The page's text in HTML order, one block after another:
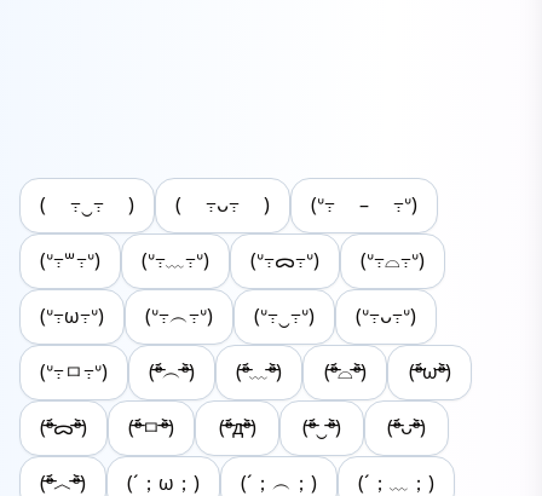
( ߹‿߹ ) ( ߹ᴗ߹ ) (ᐡ߹ – ߹ᐡ)
(ᐡ߹꒳​߹ᐡ) (ᐡ߹﹏߹ᐡ) (ᐡ߹ᯅ߹ᐡ) (ᐡ߹⌓߹ᐡ)
(ᐡ߹ω߹ᐡ) (ᐡ߹︵߹ᐡ) (ᐡ߹‿߹ᐡ) (ᐡ߹ᴗ߹ᐡ)
(ᐡ߹ㅁ߹ᐡ) (ᵒ̴̶̷᷄︵ᵒ̴̶̷᷅) (ᵒ̴̶̷᷄﹏ᵒ̴̶̷᷅) (ᵒ̴̶̷᷄⌓ᵒ̴̶̷᷅) (ᵒ̴̶̷᷄ωᵒ̴̶̷᷅)
(ᵒ̴̶̷᷄ᯅᵒ̴̶̷᷅) (ᵒ̴̶̷᷄ㅁᵒ̴̶̷᷅) (ᵒ̴̶̷᷄дᵒ̴̶̷᷅) (ᵒ̴̶̷᷄‿ᵒ̴̶̷᷅) (ᵒ̴̶̷᷄ᴗᵒ̴̶̷᷅)
(ᵒ̴̶̷᷄︿ᵒ̴̶̷᷅) (´；ω；) (´；︵；) (´；﹏；)